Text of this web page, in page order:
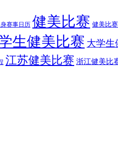
赛事日历 健美比赛 健美比
生健美比赛 大学生
江苏健美比赛 浙江健美比